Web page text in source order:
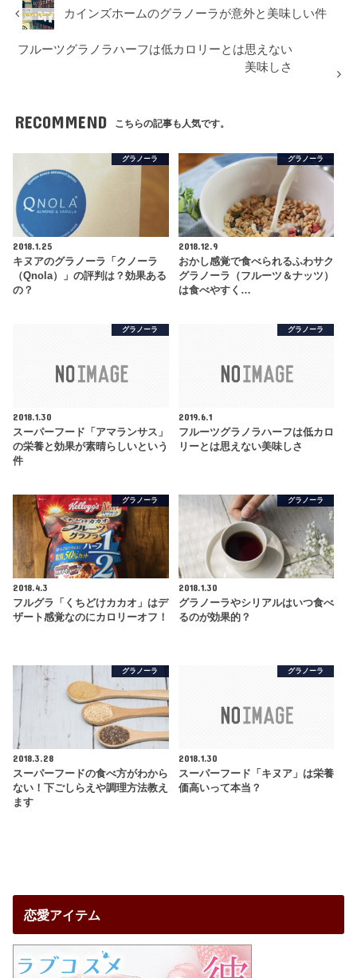
カインズホームのグラノーラが意外と美味しい件
フルーツグラノラハーフは低カロリーとは思えない
美味しさ
RECOMMEND こちらの記事も人気です。
グラノーラ
2018.1.25
キヌアのグラノーラ「クノーラ
（Qnola）」の評判は？効果ある
の？
グラノーラ
2018.12.9
おかし感覚で食べられるふわサク
グラノーラ（フルーツ＆ナッツ）
は食べやすく…
グラノーラ
2018.1.30
スーパーフード「アマランサス」
の栄養と効果が素晴らしいという
件
グラノーラ
2019.6.1
フルーツグラノラハーフは低カロ
リーとは思えない美味しさ
グラノーラ
2018.4.3
フルグラ「くちどけカカオ」はデ
ザート感覚なのにカロリーオフ！
グラノーラ
2018.1.30
グラノーラやシリアルはいつ食べ
るのが効果的？
グラノーラ
2018.3.28
スーパーフードの食べ方がわから
ない！下ごしらえや調理方法教え
ます
グラノーラ
2018.1.30
スーパーフード「キヌア」は栄養
価高いって本当？
恋愛アイテム